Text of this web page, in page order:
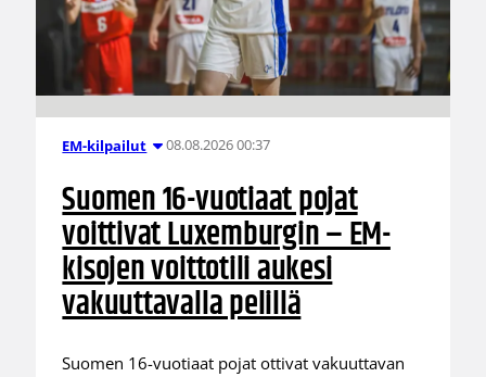
EM-kilpailut 08.08.2026 00:37
Suomen 16-vuotiaat pojat
voittivat Luxemburgin – EM-
kisojen voittotili aukesi
vakuuttavalla pelillä
Suomen 16-vuotiaat pojat ottivat vakuuttavan